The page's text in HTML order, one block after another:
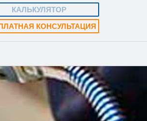
КАЛЬКУЛЯТОР
КОНСУЛЬТАЦИЯ